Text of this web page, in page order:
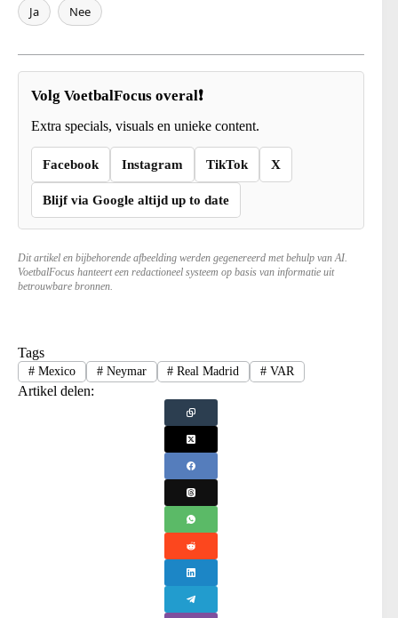
Ja Nee
Volg VoetbalFocus overal❗
Extra specials, visuals en unieke content.
Facebook Instagram TikTok X
Blijf via Google altijd up to date
Dit artikel en bijbehorende afbeelding werden gegenereerd met behulp van AI.
VoetbalFocus hanteert een redactioneel systeem op basis van informatie uit
betrouwbare bronnen.
Tags
#Mexico #Neymar # Real Madrid # VAR
Artikel delen: